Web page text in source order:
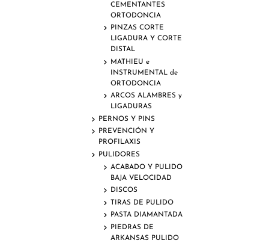
CEMENTANTES
ORTODONCIA
PINZAS CORTE
LIGADURA Y CORTE
DISTAL
MATHIEU e
INSTRUMENTAL de
ORTODONCIA
ARCOS ALAMBRES y
LIGADURAS
PERNOS Y PINS
PREVENCIÓN Y
PROFILAXIS
PULIDORES
ACABADO Y PULIDO
BAJA VELOCIDAD
DISCOS
TIRAS DE PULIDO
PASTA DIAMANTADA
PIEDRAS DE
ARKANSAS PULIDO